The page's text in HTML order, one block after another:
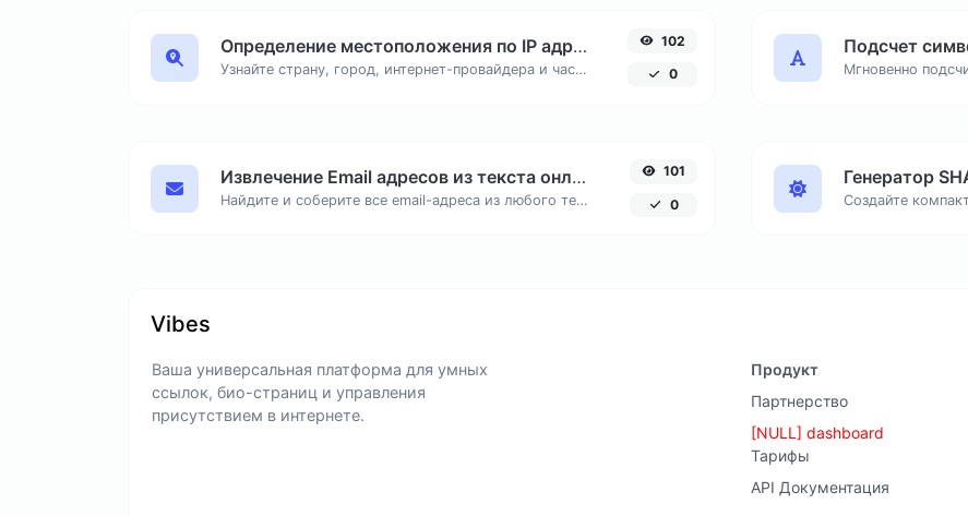
Определение местоположения по IP адресу
Узнайте страну, город, интернет-провайдера и часовой пояс любого IP-адреса онлайн. Бесплатный инструмент для точной геолокации по IP.
102
0
Подсчет
Извлечение Email адресов из текста онлайн
Найдите и соберите все email-адреса из любого текстового документа, удалив дубликаты.
101
0
Генератор
Vibes
Ваша универсальная платформа для умных
ссылок, био-страниц и управления
присутствием в интернете.
Продукт
Партнерство
[NULL] dashboard
Тарифы
API Документация